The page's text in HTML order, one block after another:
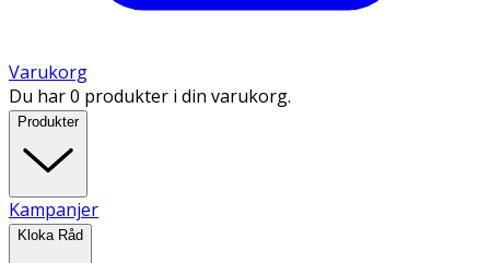
Varukorg
Du har 0 produkter i din varukorg.
Produkter
Kampanjer
Kloka Råd